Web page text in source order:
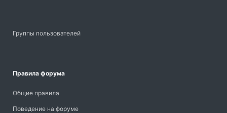
Группы пользователей
Правила форума
Общие правила
Поведение на форуме